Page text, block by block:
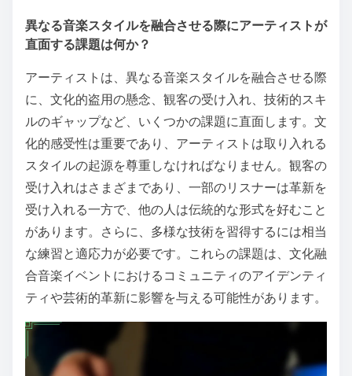
異なる音楽スタイルを融合させる際にアーティストが
直面する課題は何か？
アーティストは、異なる音楽スタイルを融合させる際
に、文化的盗用の懸念、観客の受け入れ、技術的スキ
ルのギャップなど、いくつかの課題に直面します。文
化的感受性は重要であり、アーティストは取り入れる
スタイルの起源を尊重しなければなりません。観客の
受け入れはさまざまであり、一部のリスナーは革新を
受け入れる一方で、他の人は伝統的な形式を好むこと
があります。さらに、多様な技術を習得するには相当
な練習と適応力が必要です。これらの課題は、文化融
合音楽イベントにおけるコミュニティのアイデンティ
ティや芸術的革新に影響を与える可能性があります。